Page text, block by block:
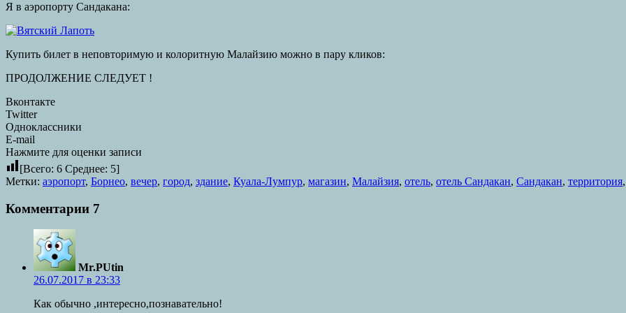
Я в аэропорту Сандакана:
Купить билет в неповторимую и колоритную Малайзию можно в пару кликов:
ПРОДОЛЖЕНИЕ СЛЕДУЕТ !
Вконтакте
Twitter
Одноклассники
E-mail
Нажмите для оценки записи
[Всего: 6 Среднее: 5]
Метки: аэропорт, Борнео, вечер, город, здание, Куала-Лумпур, магазин, Малайзия, отель, отель Сандакан, Сандакан, территория,
Комментарии 7
Mr.PUtin
26.07.2017 в 23:33
Как обычно ,интересно,познавательно!